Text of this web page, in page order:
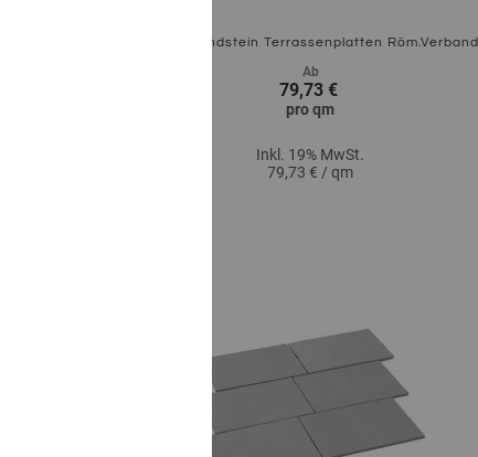
Focus Sandstein Terrassenplatten Röm.Verband
Ab
79,73 €
proqm
Inkl. 19% MwSt.
79,73 € / qm